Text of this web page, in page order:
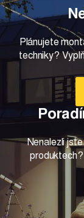
Plánujete
techniky?
Nenalezli